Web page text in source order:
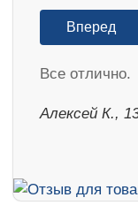
Вперед
Все отлично.
Алексей К.,